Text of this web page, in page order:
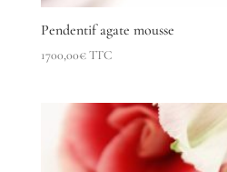
Pendentif agate mousse
1700,00€TTC